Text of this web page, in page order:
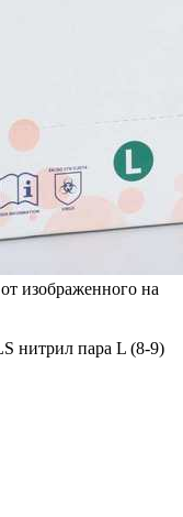
изображенного на
нитрил пара L (8-9)